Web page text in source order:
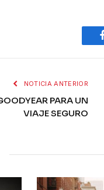
NOTICIA ANTERIOR
PARA UN
VIAJE SEGURO